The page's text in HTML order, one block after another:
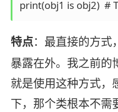
特点：最直接的方式
暴露在外。我之前的
就是使用这种方式，
下，那个类根本不需